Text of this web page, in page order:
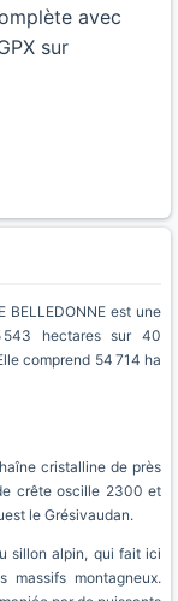
avec
sur
BELLEDONNE est une
543 hectares sur 40
comprend 54 714 ha
cristalline de près
crête oscille 2300 et
le Grésivaudan.
sillon alpin, qui fait ici
montagneux.